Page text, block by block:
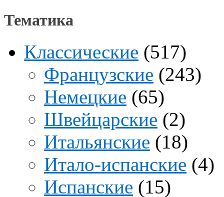
Тематика
Классические (517)
Французские (243)
Немецкие (65)
Швейцарские (2)
Итальянские (18)
Итало-испанские (4)
Испанские (15)